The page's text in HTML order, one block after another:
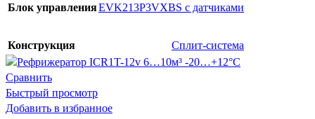
Блок управленияEVK213P3VXBS с датчиками
Конструкция Сплит-система
Сравнить
Быстрый просмотр
Добавить в избранное